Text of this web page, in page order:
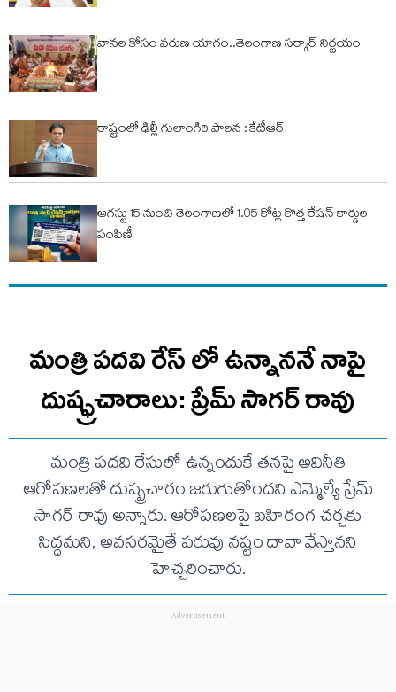
వానల కోసం వరుణ యాగం..తెలంగాణ సర్కార్ నిర్ణయం
రాష్ట్రంలో ఢిల్లీ గులాంగిరి పాలన : కేటీఆర్
ఆగస్టు 15 నుంచి తెలంగాణలో 1.05 కోట్ల కొత్త రేషన్ కార్డుల
పంపిణీ
మంత్రి పదవి రేస్ లో ఉన్నాననే నాపై
దుష్ఫ్రచారాలు: ప్రేమ్ సాగర్ రావు
మంత్రి పదవి రేసులో ఉన్నందుకే తనపై అవినీతి
ఆరోపణలతో దుష్ప్రచారం జరుగుతోందని ఎమ్మెల్యే ప్రేమ్
సాగర్ రావు అన్నారు. ఆరోపణలపై బహిరంగ చర్చకు
సిద్ధమని, అవసరమైతే పరువు నష్టం దావా వేస్తానని
హెచ్చరించారు.